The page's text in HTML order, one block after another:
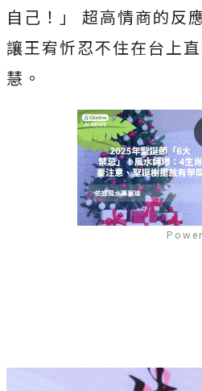
自己！」 超高情商的反
讓王宥忻忍不住在台上
慧。